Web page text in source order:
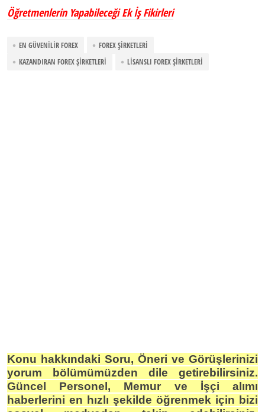
Öğretmenlerin Yapabileceği Ek İş Fikirleri
EN GÜVENILIR FOREX
FOREX ŞIRKETLERI
KAZANDIRAN FOREX ŞIRKETLERI
LISANSLI FOREX ŞIRKETLERI
Konu hakkındaki Soru, Öneri ve Görüşlerinizi
yorum bölümümüzden dile getirebilirsiniz.
Güncel Personel, Memur ve İşçi alımı
haberlerini en hızlı şekilde öğrenmek için bizi